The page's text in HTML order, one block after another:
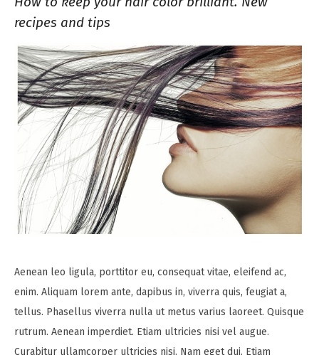
recipes and tips
Aenean leo ligula, porttitor eu, consequat vitae, eleifend ac,
enim. Aliquam lorem ante, dapibus in, viverra quis, feugiat a,
tellus. Phasellus viverra nulla ut metus varius laoreet. Quisque
rutrum. Aenean imperdiet. Etiam ultricies nisi vel augue.
Curabitur ullamcorper ultricies nisi. Nam eget dui. Etiam